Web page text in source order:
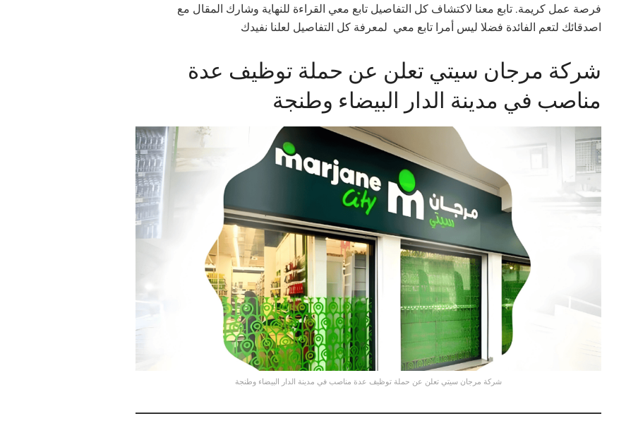
فرصة عمل كريمة. تابع معنا لاكتشاف كل التفاصيل تابع معي القراءة للنهاية وشارك المقال مع
اصدقائك لتعم الفائدة فضلا ليس أمرا تابع معي لمعرفة كل التفاصيل لعلنا نفيدك
شركة مرجان سيتي تعلن عن حملة توظيف عدة
مناصب في مدينة الدار البيضاء وطنجة
شركة مرجان سيتي تعلن عن حملة توظيف عدة مناصب في مدينة الدار البيضاء وطنجة